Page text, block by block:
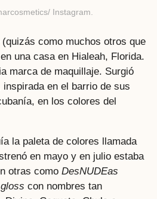
Instagram.
como muchos otros que
una casa en Hialeah, Florida.
marca de maquillaje. Surgió
en el barrio de sus
en los colores del
la paleta de colores llamada
en mayo y en julio estaba
otras como DesNUDEas
con nombres tan